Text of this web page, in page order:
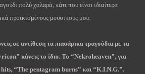
πολύ χαλαρά, κάτι που είναι ιδιαίτερα
προικισμένους μουσικούς μου.
σε αντίθεση τα πιασάρικα τραγούδια με τα
” κάνεις το ίδιο. Το “Nekroheaven”, για
hits, “The pentagram burns” και “K.I.N.G.”.